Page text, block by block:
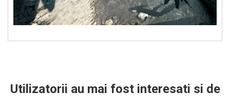
Utilizatorii au mai fost interesati si de